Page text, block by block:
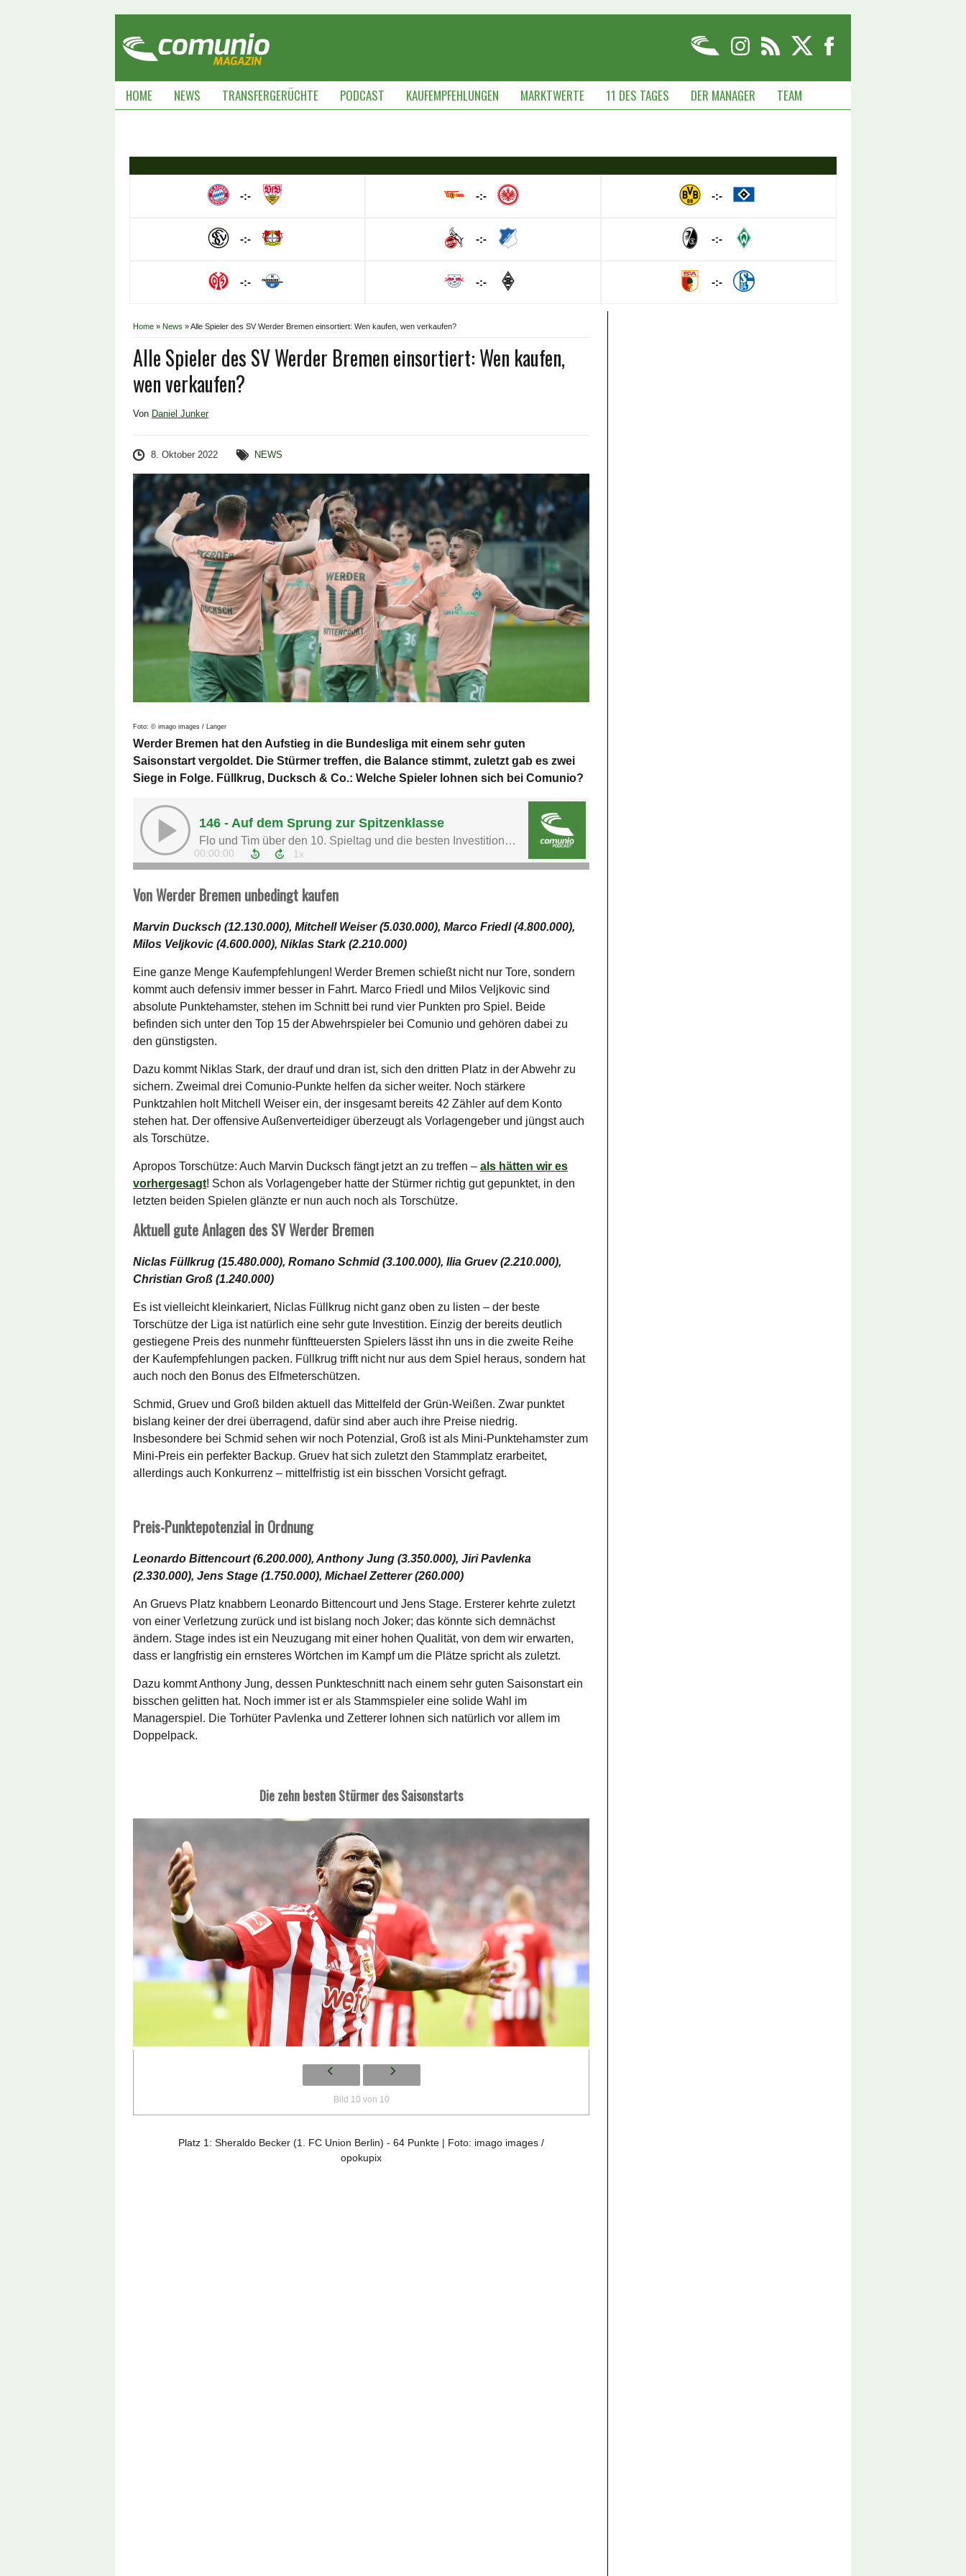
HOME NEWS TRANSFERGERÜCHTE PODCAST KAUFEMPFEHLUNGEN MARKTWERTE 11 DES TAGES DER MANAGER TEAM
-:-
-:-
-:-
-:-
-:-
-:-
-:-
-:-
-:-
Home » News »Alle Spieler des SV Werder Bremen einsortiert: Wen kaufen, wen verkaufen?
Alle Spieler des SV Werder Bremen einsortiert: Wen kaufen,
wen verkaufen?
Von Daniel Junker
8. Oktober 2022 NEWS
Foto: © imago images / Langer
Werder Bremen hat den Aufstieg in die Bundesliga mit einem sehr guten
Saisonstart vergoldet. Die Stürmer treffen, die Balance stimmt, zuletzt gab es zwei
Siege in Folge. Füllkrug, Ducksch & Co.: Welche Spieler lohnen sich bei Comunio?
Von Werder Bremen unbedingt kaufen
Marvin Ducksch (12.130.000), Mitchell Weiser (5.030.000), Marco Friedl (4.800.000),
Milos Veljkovic (4.600.000), Niklas Stark (2.210.000)
Eine ganze Menge Kaufempfehlungen! Werder Bremen schießt nicht nur Tore, sondern
kommt auch defensiv immer besser in Fahrt. Marco Friedl und Milos Veljkovic sind
absolute Punktehamster, stehen im Schnitt bei rund vier Punkten pro Spiel. Beide
befinden sich unter den Top 15 der Abwehrspieler bei Comunio und gehören dabei zu
den günstigsten.
Dazu kommt Niklas Stark, der drauf und dran ist, sich den dritten Platz in der Abwehr zu
sichern. Zweimal drei Comunio-Punkte helfen da sicher weiter. Noch stärkere
Punktzahlen holt Mitchell Weiser ein, der insgesamt bereits 42 Zähler auf dem Konto
stehen hat. Der offensive Außenverteidiger überzeugt als Vorlagengeber und jüngst auch
als Torschütze.
Apropos Torschütze: Auch Marvin Ducksch fängt jetzt an zu treffen – als hätten wir es
vorhergesagt! Schon als Vorlagengeber hatte der Stürmer richtig gut gepunktet, in den
letzten beiden Spielen glänzte er nun auch noch als Torschütze.
Aktuell gute Anlagen des SV Werder Bremen
Niclas Füllkrug (15.480.000), Romano Schmid (3.100.000), Ilia Gruev (2.210.000),
Christian Groß (1.240.000)
Es ist vielleicht kleinkariert, Niclas Füllkrug nicht ganz oben zu listen – der beste
Torschütze der Liga ist natürlich eine sehr gute Investition. Einzig der bereits deutlich
gestiegene Preis des nunmehr fünftteuersten Spielers lässt ihn uns in die zweite Reihe
der Kaufempfehlungen packen. Füllkrug trifft nicht nur aus dem Spiel heraus, sondern hat
auch noch den Bonus des Elfmeterschützen.
Schmid, Gruev und Groß bilden aktuell das Mittelfeld der Grün-Weißen. Zwar punktet
bislang keiner der drei überragend, dafür sind aber auch ihre Preise niedrig.
Insbesondere bei Schmid sehen wir noch Potenzial, Groß ist als Mini-Punktehamster zum
Mini-Preis ein perfekter Backup. Gruev hat sich zuletzt den Stammplatz erarbeitet,
allerdings auch Konkurrenz – mittelfristig ist ein bisschen Vorsicht gefragt.
Preis-Punktepotenzial in Ordnung
Leonardo Bittencourt (6.200.000), Anthony Jung (3.350.000), Jiri Pavlenka
(2.330.000), Jens Stage (1.750.000), Michael Zetterer (260.000)
An Gruevs Platz knabbern Leonardo Bittencourt und Jens Stage. Ersterer kehrte zuletzt
von einer Verletzung zurück und ist bislang noch Joker; das könnte sich demnächst
ändern. Stage indes ist ein Neuzugang mit einer hohen Qualität, von dem wir erwarten,
dass er langfristig ein ernsteres Wörtchen im Kampf um die Plätze spricht als zuletzt.
Dazu kommt Anthony Jung, dessen Punkteschnitt nach einem sehr guten Saisonstart ein
bisschen gelitten hat. Noch immer ist er als Stammspieler eine solide Wahl im
Managerspiel. Die Torhüter Pavlenka und Zetterer lohnen sich natürlich vor allem im
Doppelpack.
Die zehn besten Stürmer des Saisonstarts
Bild 10 von 10
Platz 1: Sheraldo Becker (1. FC Union Berlin) - 64 Punkte | Foto: imago images /
opokupix